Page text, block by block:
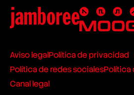
Aviso legalPolítica de privacidad
Política de redes socialesPolítica
Canal legal